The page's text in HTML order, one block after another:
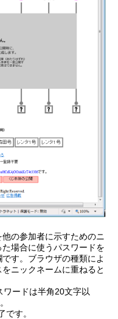
の参加者に示すためのニ
場合に使うパスワードを
す。ブラウザの種類によ
ニックネームに重ねると
ードは半角20文字以
です。